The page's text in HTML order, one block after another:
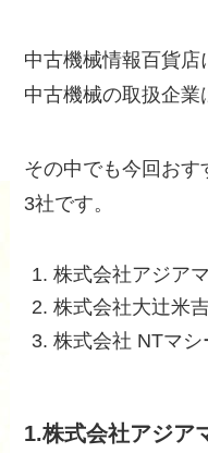
中古機械情報百貨
中古機械の取扱企業
その中でも今回お
3社です。
株式会社アジア
株式会社大辻米
株式会社 NTマシ
1.株式会社アジア